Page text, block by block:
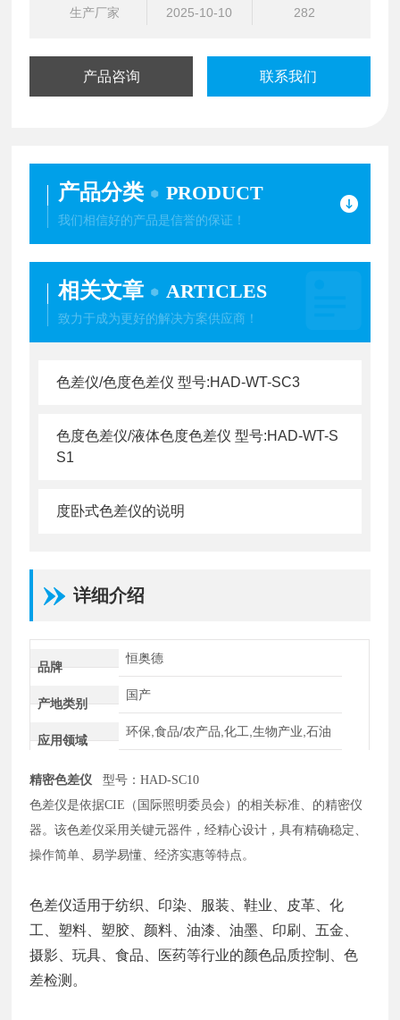
生产厂家
2025-10-10
282
产品咨询 联系我们
产品分类 PRODUCT
我们相信好的产品是信誉的保证！
相关文章 ARTICLES
致力于成为更好的解决方案供应商！
色差仪/色度色差仪 型号:HAD-WT-SC3
色度色差仪/液体色度色差仪 型号:HAD-WT-S
S1
度卧式色差仪的说明
详细介绍
品牌
恒奥德
产地类别
国产
应用领域
环保,食品/农产品,化工,生物产业,石油
精密色差仪 型号：HAD-SC10
色差仪是依据CIE（国际照明委员会）的相关标准、的精密仪
器。该色差仪采用关键元器件，经精心设计，具有精确稳定、
操作简单、易学易懂、经济实惠等特点。
色差仪适用于纺织、印染、服装、鞋业、皮革、化
工、塑料、塑胶、颜料、油漆、油墨、印刷、五金、
摄影、玩具、食品、医药等行业的颜色品质控制、色
差检测。